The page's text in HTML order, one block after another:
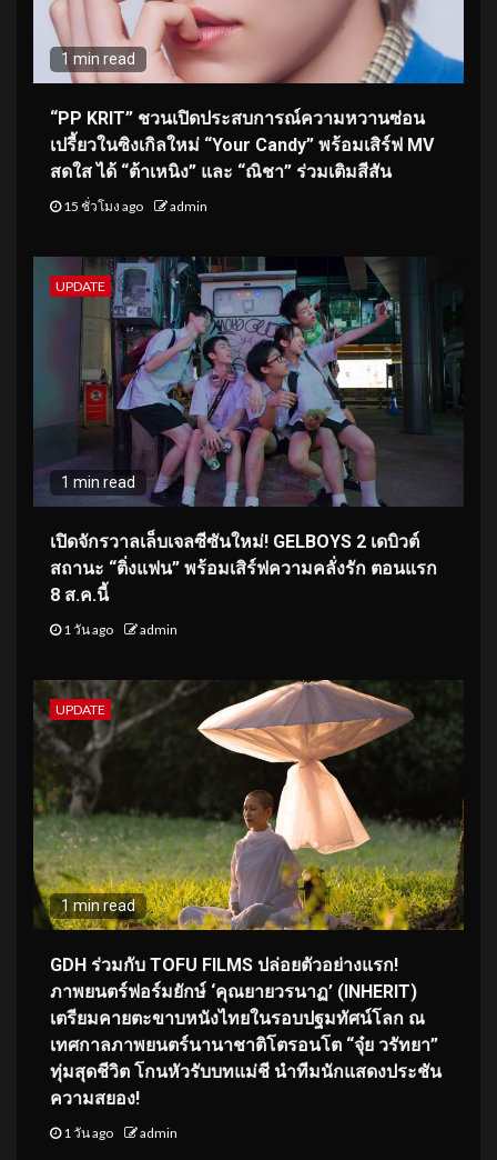
1 min read
“PP KRIT” ชวนเปิดประสบการณ์ความหวานซ่อน
เปรี้ยวในซิงเกิลใหม่ “Your Candy” พร้อมเสิร์ฟ MV
สดใส ได้ “ต้าเหนิง” และ “ณิชา” ร่วมเติมสีสัน
15 ชั่วโมง ago admin
UPDATE
1 min read
เปิดจักรวาลเล็บเจลซีซันใหม่! GELBOYS 2 เดบิวต์
สถานะ “ติ่งแฟน” พร้อมเสิร์ฟความคลั่งรัก ตอนแรก
8 ส.ค.นี้
1 วัน ago admin
UPDATE
1 min read
GDH ร่วมกับ TOFU FILMS ปล่อยตัวอย่างแรก!
ภาพยนตร์ฟอร์มยักษ์ ‘คุณยายวรนาฏ’ (INHERIT)
เตรียมคายตะขาบหนังไทยในรอบปฐมทัศน์โลก ณ
เทศกาลภาพยนตร์นานาชาติโตรอนโต “จุ๋ย วรัทยา”
ทุ่มสุดชีวิต โกนหัวรับบทแม่ชี นำทีมนักแสดงประชัน
ความสยอง!
1 วัน ago admin